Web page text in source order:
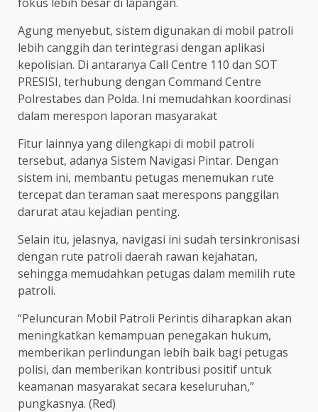
Agung menyebut, sistem digunakan di mobil patroli
lebih canggih dan terintegrasi dengan aplikasi
kepolisian. Di antaranya Call Centre 110 dan SOT
PRESISI, terhubung dengan Command Centre
Polrestabes dan Polda. Ini memudahkan koordinasi
dalam merespon laporan masyarakat
Fitur lainnya yang dilengkapi di mobil patroli
tersebut, adanya Sistem Navigasi Pintar. Dengan
sistem ini, membantu petugas menemukan rute
tercepat dan teraman saat merespons panggilan
darurat atau kejadian penting.
Selain itu, jelasnya, navigasi ini sudah tersinkronisasi
dengan rute patroli daerah rawan kejahatan,
sehingga memudahkan petugas dalam memilih rute
patroli.
“Peluncuran Mobil Patroli Perintis diharapkan akan
meningkatkan kemampuan penegakan hukum,
memberikan perlindungan lebih baik bagi petugas
polisi, dan memberikan kontribusi positif untuk
keamanan masyarakat secara keseluruhan,”
pungkasnya. (Red)